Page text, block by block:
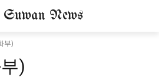
Suwan News
부)
)